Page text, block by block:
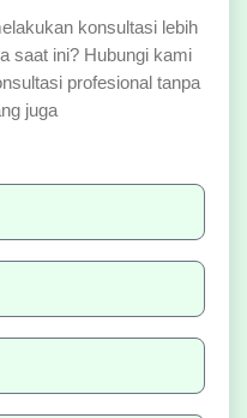
konsultasi lebih
saat ini? Hubungi kami
profesional tanpa
juga